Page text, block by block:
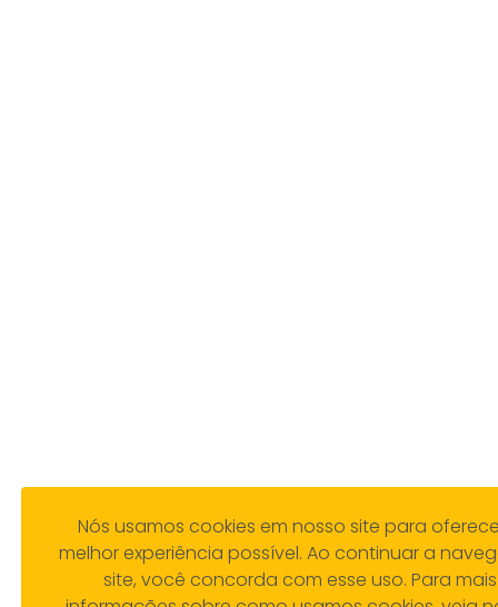
Nós usamos cookies em nosso site para
melhor experiência possível. Ao continuar a
site, você concorda com esse uso. Para mais